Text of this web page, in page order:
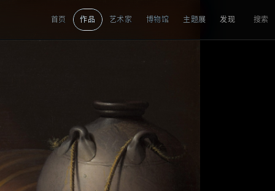
首页 作品 艺术家 博物馆 主题展 发现 搜索